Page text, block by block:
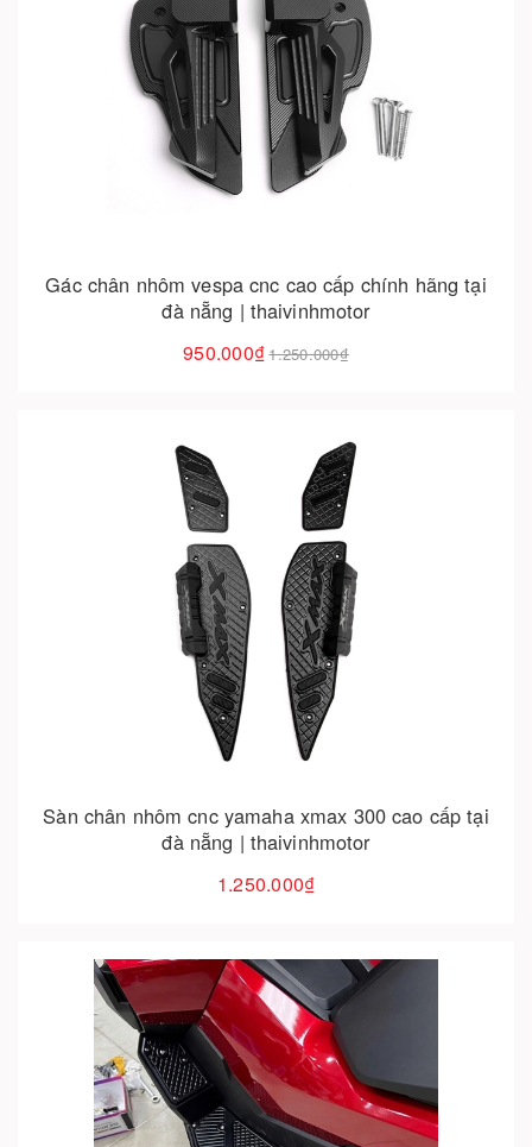
Gác chân nhôm vespa cnc cao cấp chính hãng tại
đà nẵng | thaivinhmotor
950.000₫1.250.000₫
Cho vào giỏ hàng
Sàn chân nhôm cnc yamaha xmax 300 cao cấp tại
đà nẵng | thaivinhmotor
1.250.000₫
Cho vào giỏ hàng